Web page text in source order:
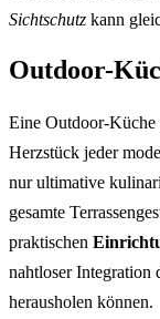
Sichtschutz kann
Outdoor-
Eine Outdoor-Küche
Herzstück jeder
nur ultimative
gesamte
praktischen
nahtloser Integration
herausholen können.